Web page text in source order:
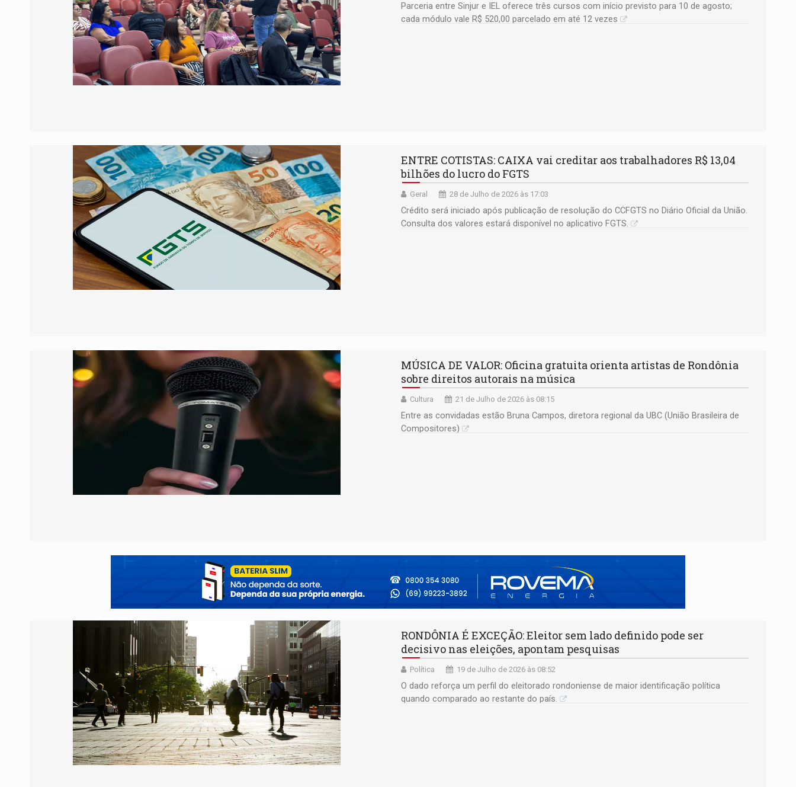
Parceria entre Sinjur e IEL oferece três cursos com início previsto para 10 de agosto;
cada módulo vale R$ 520,00 parcelado em até 12 vezes
ENTRE COTISTAS: CAIXA vai creditar aos trabalhadores R$ 13,04
bilhões do lucro do FGTS
Geral 28 de Julho de 2026 às 17:03
Crédito será iniciado após publicação de resolução do CCFGTS no Diário Oficial da União.
Consulta dos valores estará disponível no aplicativo FGTS.
MÚSICA DE VALOR: Oficina gratuita orienta artistas de Rondônia
sobre direitos autorais na música
Cultura 21 de Julho de 2026 às 08:15
Entre as convidadas estão Bruna Campos, diretora regional da UBC (União Brasileira de
Compositores)
RONDÔNIA É EXCEÇÃO: Eleitor sem lado definido pode ser
decisivo nas eleições, apontam pesquisas
Política 19 de Julho de 2026 às 08:52
O dado reforça um perfil do eleitorado rondoniense de maior identificação política
quando comparado ao restante do país.